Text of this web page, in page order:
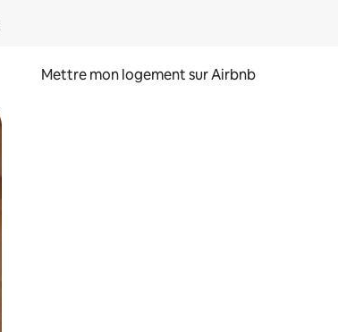
Mettre mon logement sur Airbnb